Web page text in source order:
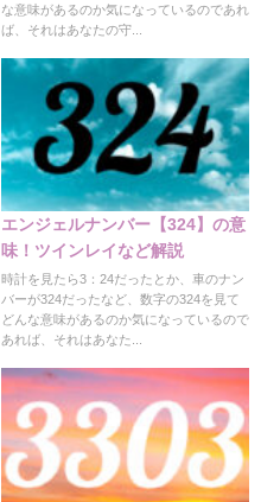
な意味があるのか気になっているのであれ
ば、それはあなたの守...
エンジェルナンバー【324】の意
味！ツインレイなど解説
時計を見たら3：24だったとか、車のナン
バーが324だったなど、数字の324を見て
どんな意味があるのか気になっているので
あれば、それはあなた...